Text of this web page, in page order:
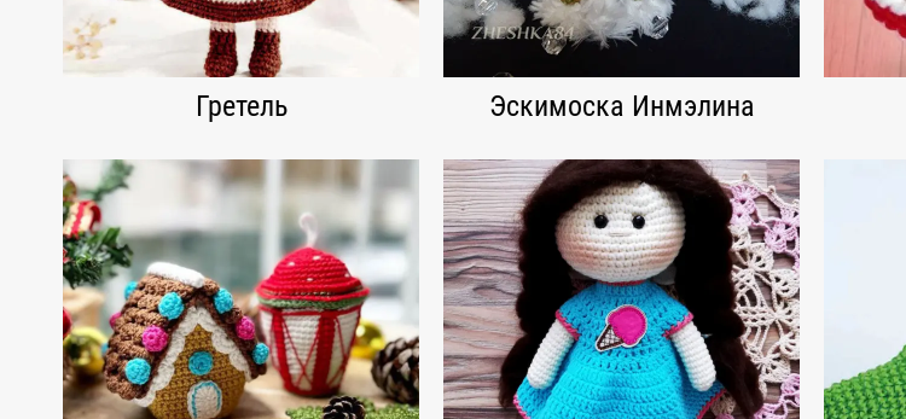
Гретель Эскимоска Инмэлина